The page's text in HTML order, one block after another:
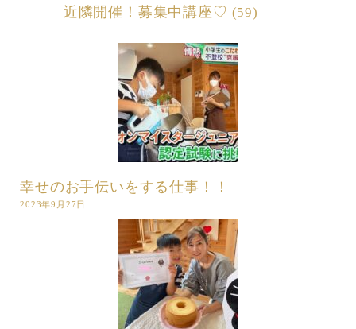
近隣開催！募集中講座♡ (59)
幸せのお手伝いをする仕事！！
2023年9月27日